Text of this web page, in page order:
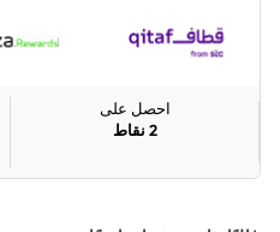
احصل على
2 نقاط